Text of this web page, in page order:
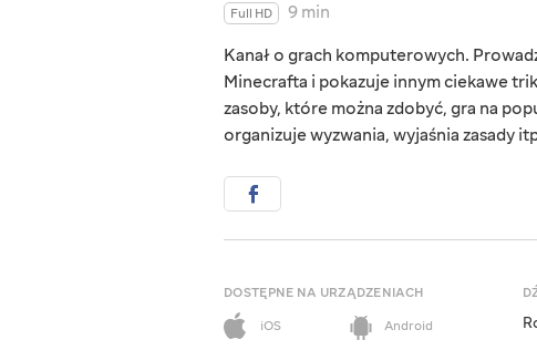
Full HD
9 min
Kanał o grach komputerowych.
Minecrafta i pokazuje innym ciekawe
zasoby, które można zdobyć, gra na
organizuje wyzwania, wyjaśnia zasady
DOSTĘPNE NA URZĄDZENIACH
iOS
Android